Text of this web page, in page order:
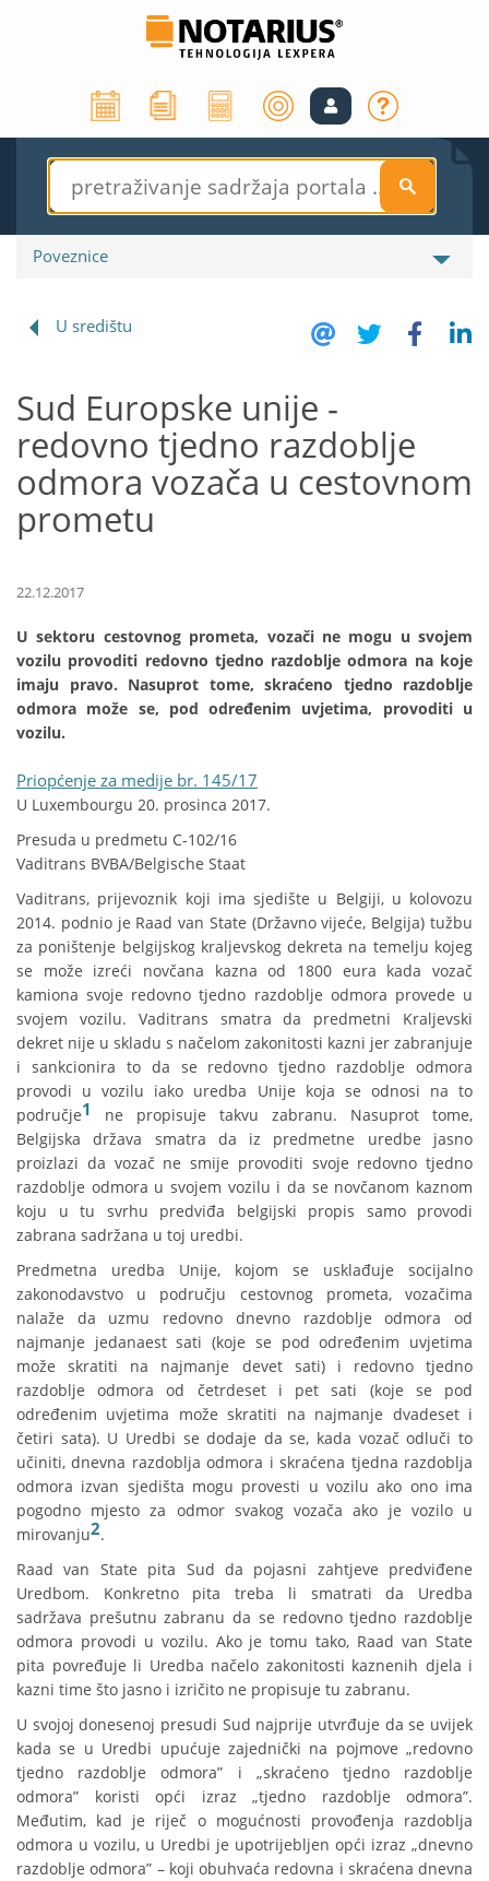
S
Poveznice
U središtu
Sud Europske unije -
redovno tjedno razdoblje
odmora vozača u cestovnom
prometu
22.12.2017
U sektoru cestovnog prometa, vozači ne mogu u svojem
vozilu provoditi redovno tjedno razdoblje odmora na koje
imaju pravo. Nasuprot tome, skraćeno tjedno razdoblje
odmora može se, pod određenim uvjetima, provoditi u
vozilu.
Priopćenje za medije br. 145/17
U Luxembourgu 20. prosinca 2017.
Presuda u predmetu C-102/16
Vaditrans BVBA/Belgische Staat
Vaditrans, prijevoznik koji ima sjedište u Belgiji, u kolovozu
2014. podnio je Raad van State (Državno vijeće, Belgija) tužbu
za poništenje belgijskog kraljevskog dekreta na temelju kojeg
se može izreći novčana kazna od 1800 eura kada vozač
kamiona svoje redovno tjedno razdoblje odmora provede u
svojem vozilu. Vaditrans smatra da predmetni Kraljevski
dekret nije u skladu s načelom zakonitosti kazni jer zabranjuje
i sankcionira to da se redovno tjedno razdoblje odmora
provodi u vozilu iako uredba Unije koja se odnosi na to
područje1
ne propisuje takvu zabranu. Nasuprot tome,
Belgijska država smatra da iz predmetne uredbe jasno
proizlazi da vozač ne smije provoditi svoje redovno tjedno
razdoblje odmora u svojem vozilu i da se novčanom kaznom
koju u tu svrhu predviđa belgijski propis samo provodi
zabrana sadržana u toj uredbi.
Predmetna uredba Unije, kojom se usklađuje socijalno
zakonodavstvo u području cestovnog prometa, vozačima
nalaže da uzmu redovno dnevno razdoblje odmora od
najmanje jedanaest sati (koje se pod određenim uvjetima
može skratiti na najmanje devet sati) i redovno tjedno
razdoblje odmora od četrdeset i pet sati (koje se pod
određenim uvjetima može skratiti na najmanje dvadeset i
četiri sata). U Uredbi se dodaje da se, kada vozač odluči to
učiniti, dnevna razdoblja odmora i skraćena tjedna razdoblja
odmora izvan sjedišta mogu provesti u vozilu ako ono ima
pogodno mjesto za odmor svakog vozača ako je vozilo u
mirovanju2.
Raad van State pita Sud da pojasni zahtjeve predviđene
Uredbom. Konkretno pita treba li smatrati da Uredba
sadržava prešutnu zabranu da se redovno tjedno razdoblje
odmora provodi u vozilu. Ako je tomu tako, Raad van State
pita povređuje li Uredba načelo zakonitosti kaznenih djela i
kazni time što jasno i izričito ne propisuje tu zabranu.
U svojoj donesenoj presudi Sud najprije utvrđuje da se uvijek
kada se u Uredbi upućuje zajednički na pojmove „redovno
tjedno razdoblje odmora” i „skraćeno tjedno razdoblje
odmora” koristi opći izraz „tjedno razdoblje odmora”.
Međutim, kad je riječ o mogućnosti provođenja razdoblja
odmora u vozilu, u Uredbi je upotrijebljen opći izraz „dnevno
razdoblje odmora” – koji obuhvaća redovna i skraćena dnevna